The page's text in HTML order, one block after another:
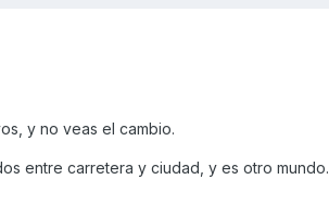
y no veas el cambio.
entre carretera y ciudad, y es otro mundo.